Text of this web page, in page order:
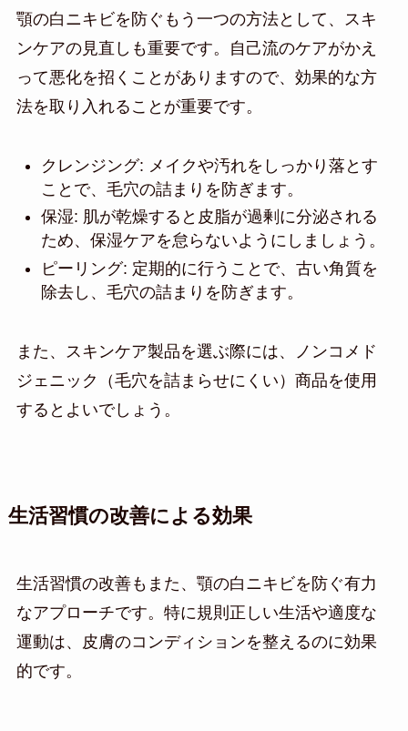
顎の白ニキビを防ぐもう一つの方法として、スキ
ンケアの見直しも重要です。自己流のケアがかえ
って悪化を招くことがありますので、効果的な方
法を取り入れることが重要です。
クレンジング: メイクや汚れをしっかり落とす
ことで、毛穴の詰まりを防ぎます。
保湿: 肌が乾燥すると皮脂が過剰に分泌される
ため、保湿ケアを怠らないようにしましょう。
ピーリング: 定期的に行うことで、古い角質を
除去し、毛穴の詰まりを防ぎます。
また、スキンケア製品を選ぶ際には、ノンコメド
ジェニック（毛穴を詰まらせにくい）商品を使用
するとよいでしょう。
生活習慣の改善による効果
生活習慣の改善もまた、顎の白ニキビを防ぐ有力
なアプローチです。特に規則正しい生活や適度な
運動は、皮膚のコンディションを整えるのに効果
的です。